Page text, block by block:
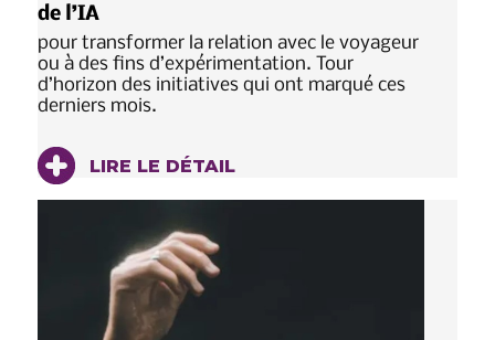
de l’IA
pour transformer la relation avec le voyageur
ou à des fins d’expérimentation. Tour
d’horizon des initiatives qui ont marqué ces
derniers mois.
LIRE LE DÉTAIL